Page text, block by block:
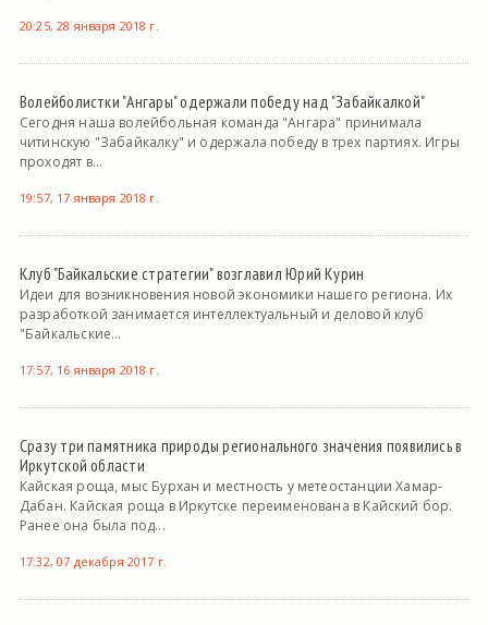
20:25, 28 января 2018 г.
Волейболистки "Ангары" одержали победу над "Забайкалкой"
Сегодня наша волейбольная команда "Ангара" принимала
читинскую "Забайкалку" и одержала победу в трех партиях. Игры
проходят в...
19:57, 17 января 2018 г.
Клуб "Байкальские стратегии" возглавил Юрий Курин
Идеи для возникновения новой экономики нашего региона. Их
разработкой занимается интеллектуальный и деловой клуб
"Байкальские...
17:57, 16 января 2018 г.
Сразу три памятника природы регионального значения появились в
Иркутской области
Кайская роща, мыс Бурхан и местность у метеостанции Хамар-
Дабан. Кайская роща в Иркутске переименована в Кайский бор.
Ранее она была под...
17:32, 07 декабря 2017 г.